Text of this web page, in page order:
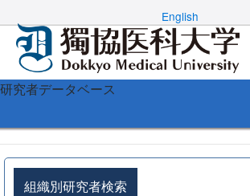
English
研究者データベース
組織別研究者検索